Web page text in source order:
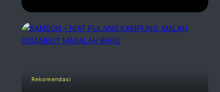
Rekomendasi